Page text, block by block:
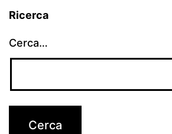
Ricerca
Cerca…